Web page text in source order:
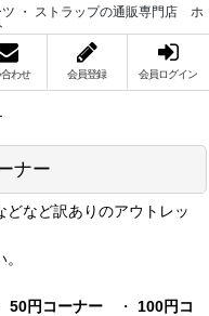
ツ ・ ストラップの通販専門店 ホ
合わせ 会員登録 会員ログイン
ナー
など訳ありのアウトレッ
50円コーナー ・ 100円コ